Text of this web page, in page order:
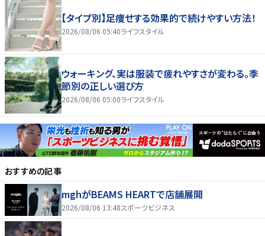
【タイプ別】足痩せする効果的で続けやすい方法！
2026/08/06 05:40ライフスタイル
ウォーキング、実は服装で疲れやすさが変わる。季
節別の正しい選び方
2026/08/06 05:00ライフスタイル
おすすめの記事
mghがBEAMS HEARTで店舗展開
2026/08/06 13:48スポーツビジネス